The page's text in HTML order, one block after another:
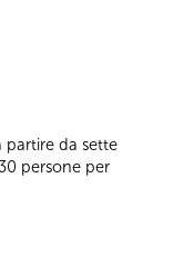
partire da sette
persone per